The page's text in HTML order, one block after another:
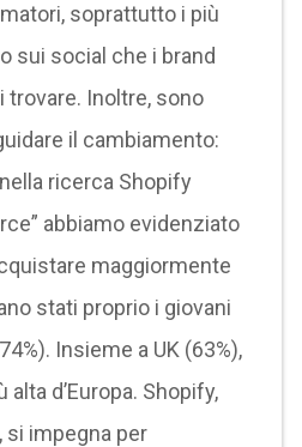
soprattutto i più
sui social che i brand
trovare. Inoltre, sono
il cambiamento:
ricerca Shopify
abbiamo evidenziato
maggiormente
stati proprio i giovani
Insieme a UK (63%),
d’Europa. Shopify,
si impegna per